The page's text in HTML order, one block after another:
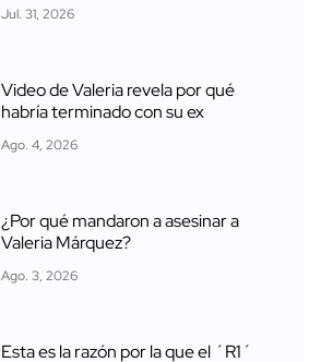
Jul. 31, 2026
Video de Valeria revela por qué
habría terminado con su ex
Ago. 4, 2026
¿Por qué mandaron a asesinar a
Valeria Márquez?
Ago. 3, 2026
Esta es la razón por la que el ´R1´